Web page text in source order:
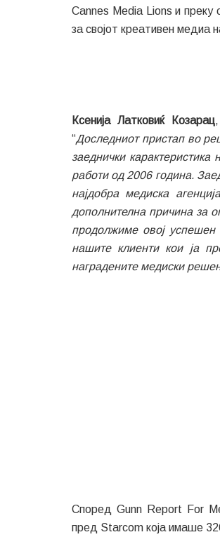
Cannes Media Lions и преку
за својот креативен медиа
Ксенија Латковиќ Кoзарац
“Доследниот пристап во
заеднички
работи од 2006 година.
најдобра медиска
дополнителна причина за
продолжиме овој
нашите клиенти кои ја
наградените медиски
Според Gunn Report For
пред Starcom која имаше